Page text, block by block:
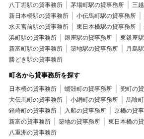
八丁堀駅の貸事務所
茅場町駅の貸事務所
三
新日本橋駅の貸事務所
小伝馬町駅の貸事務所
水天宮前駅の貸事務所
東日本橋駅の貸事務所
浜町駅の貸事務所
銀座駅の貸事務所
東銀座
新富町駅の貸事務所
築地駅の貸事務所
月島
勝どき駅の貸事務所
町名から貸事務所を探す
日本橋の貸事務所 蛎殻町の貸事務所
兜町の
大伝馬町の貸事務所
小網町の貸事務所
馬喰
箱崎町の貸事務所
入船の貸事務所 京橋の貸
新富の貸事務所
築地の貸事務所 東日本橋の
八重洲の貸事務所